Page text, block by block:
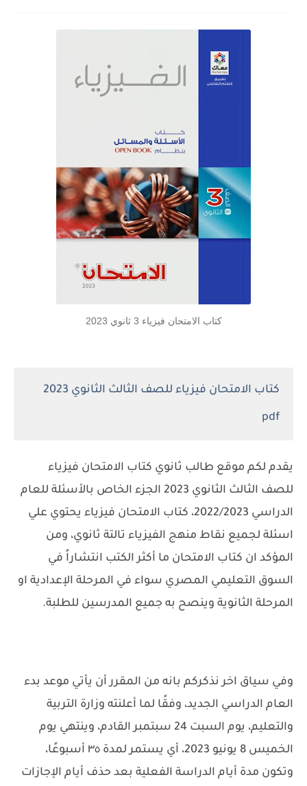
كتاب الامتحان فيزياء 3 ثانوي 2023
كتاب الامتحان فيزياء للصف الثالث الثانوي 2023
pdf
يقدم لكم موقع طالب ثانوي كتاب الامتحان فيزياء
للصف الثالث الثانوي 2023 الجزء الخاص بالأسئلة للعام
الدراسي 2022/2023، كتاب الامتحان فيزياء يحتوي علي
اسئلة لجميع نقاط منهج الفيزياء تالتة ثانوي، ومن
المؤكد ان كتاب الامتحان ما أكثر الكتب انتشاراً في
السوق التعليمي المصري سواء في المرحلة الإعدادية او
المرحلة الثانوية وينصح به جميع المدرسين للطلبة.
وفي سياق اخر نذكركم بانه من المقرر أن يأتي موعد بدء
العام الدراسي الجديد، وفقًا لما أعلنته وزارة التربية
والتعليم، يوم السبت 24 سبتمبر القادم، وينتهي يوم
الخميس 8 يونيو 2023، أي يستمر لمدة ٣٥ أسبوعًا،
وتكون مدة أيام الدراسة الفعلية بعد حذف أيام الإجازات